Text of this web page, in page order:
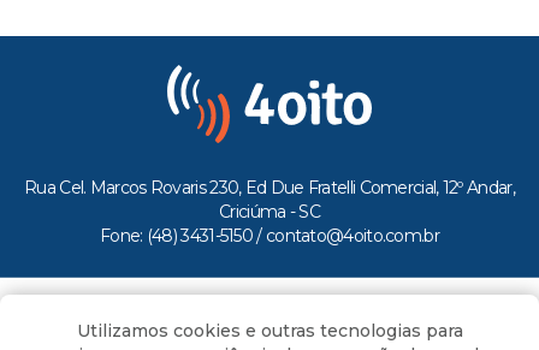
Rua Cel. Marcos Rovaris 230, Ed Due Fratelli Comercial, 12º Andar,
Criciúma - SC
Fone: (48) 3431-5150 / contato@4oito.com.br
Todos os direitos reservados ao Portal 4oito
Utilizamos cookies e outras tecnologias para